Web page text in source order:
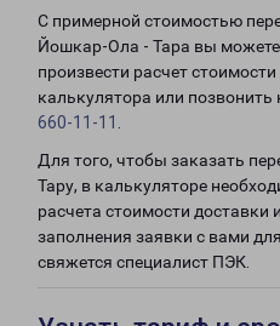
С примерной стоимостью
Йошкар-Ола - Тара вы можете
произвести расчет
калькулятора или позвонить
660-11-11
Для того, чтобы заказать
Тару, в калькуляторе
расчета стоимости доставки
заполнения заявки с вами
свяжется специалист ПЭК.